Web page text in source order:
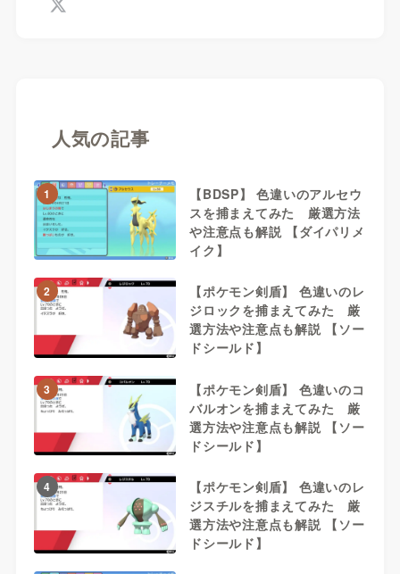
人気の記事
1
【BDSP】 色違いのアルセウ
スを捕まえてみた 厳選方法
や注意点も解説 【ダイパリメ
イク】
2
【ポケモン剣盾】 色違いのレ
ジロックを捕まえてみた 厳
選方法や注意点も解説 【ソー
ドシールド】
3
【ポケモン剣盾】 色違いのコ
バルオンを捕まえてみた 厳
選方法や注意点も解説 【ソー
ドシールド】
4
【ポケモン剣盾】 色違いのレ
ジスチルを捕まえてみた 厳
選方法や注意点も解説 【ソー
ドシールド】